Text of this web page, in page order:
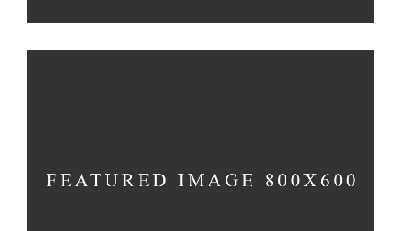
DONOUGHTS
Cakes